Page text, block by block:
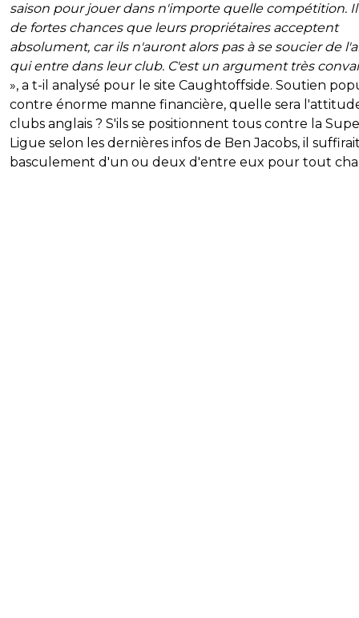
saison pour jouer dans n'importe quelle compétition. Il
de fortes chances que leurs propriétaires acceptent
absolument, car ils n'auront alors pas à se soucier de
qui entre dans leur club. C'est un argument très
», a t-il analysé pour le site Caughtoffside. Soutien
contre énorme manne financière, quelle sera
clubs anglais ? S'ils se positionnent tous contre la
Ligue selon les dernières infos de Ben Jacobs, il
basculement d'un ou deux d'entre eux pour tout